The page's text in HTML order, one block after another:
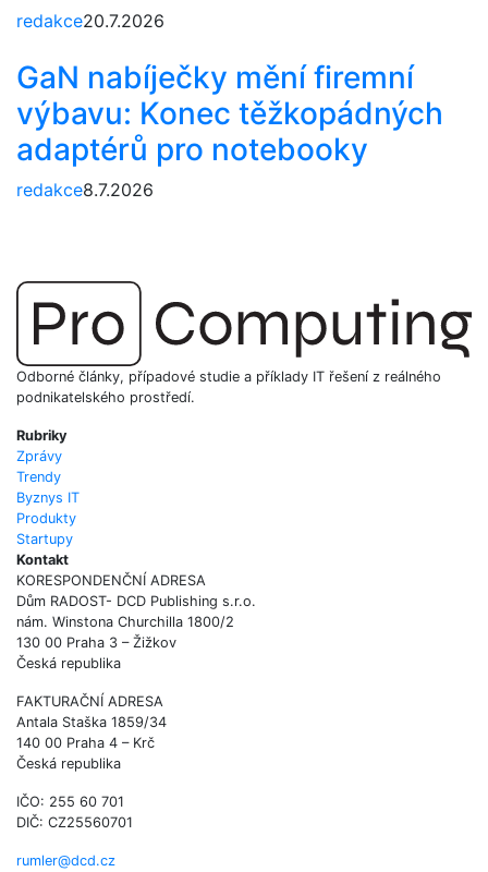
redakce20.7.2026
GaN nabíječky mění firemní
výbavu: Konec těžkopádných
adaptérů pro notebooky
redakce8.7.2026
Odborné články, případové studie a příklady IT řešení z reálného
podnikatelského prostředí.
Rubriky
Zprávy
Trendy
Byznys IT
Produkty
Startupy
Kontakt
KORESPONDENČNÍ ADRESA
Dům RADOST- DCD Publishing s.r.o.
nám. Winstona Churchilla 1800/2
130 00 Praha 3 – Žižkov
Česká republika
FAKTURAČNÍ ADRESA
Antala Staška 1859/34
140 00 Praha 4 – Krč
Česká republika
IČO: 255 60 701
DIČ: CZ25560701
rumler@dcd.cz